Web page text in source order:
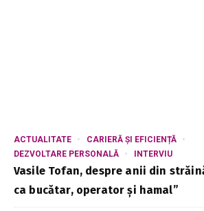
ACTUALITATE
CARIERĂ ȘI EFICIENȚĂ
DEZVOLTARE PERSONALĂ
INTERVIU
Vasile Tofan, despre anii din
ca bucătar, operator și hamal”